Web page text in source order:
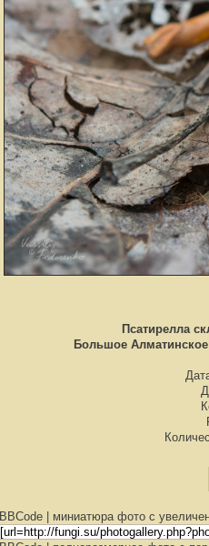
Псатирелла
Большое
BBCode | миниатюра фото с